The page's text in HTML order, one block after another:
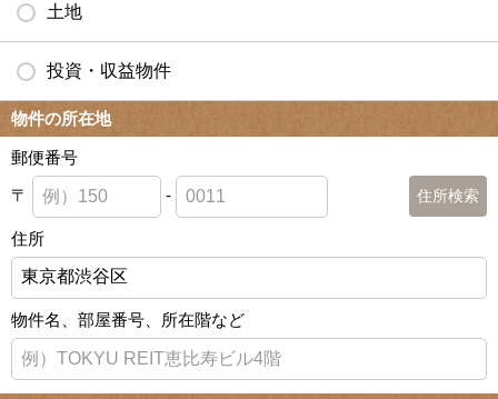
土地
投資・収益物件
物件の所在地
郵便番号
〒
- 住所検索
住所
物件名、部屋番号、所在階など